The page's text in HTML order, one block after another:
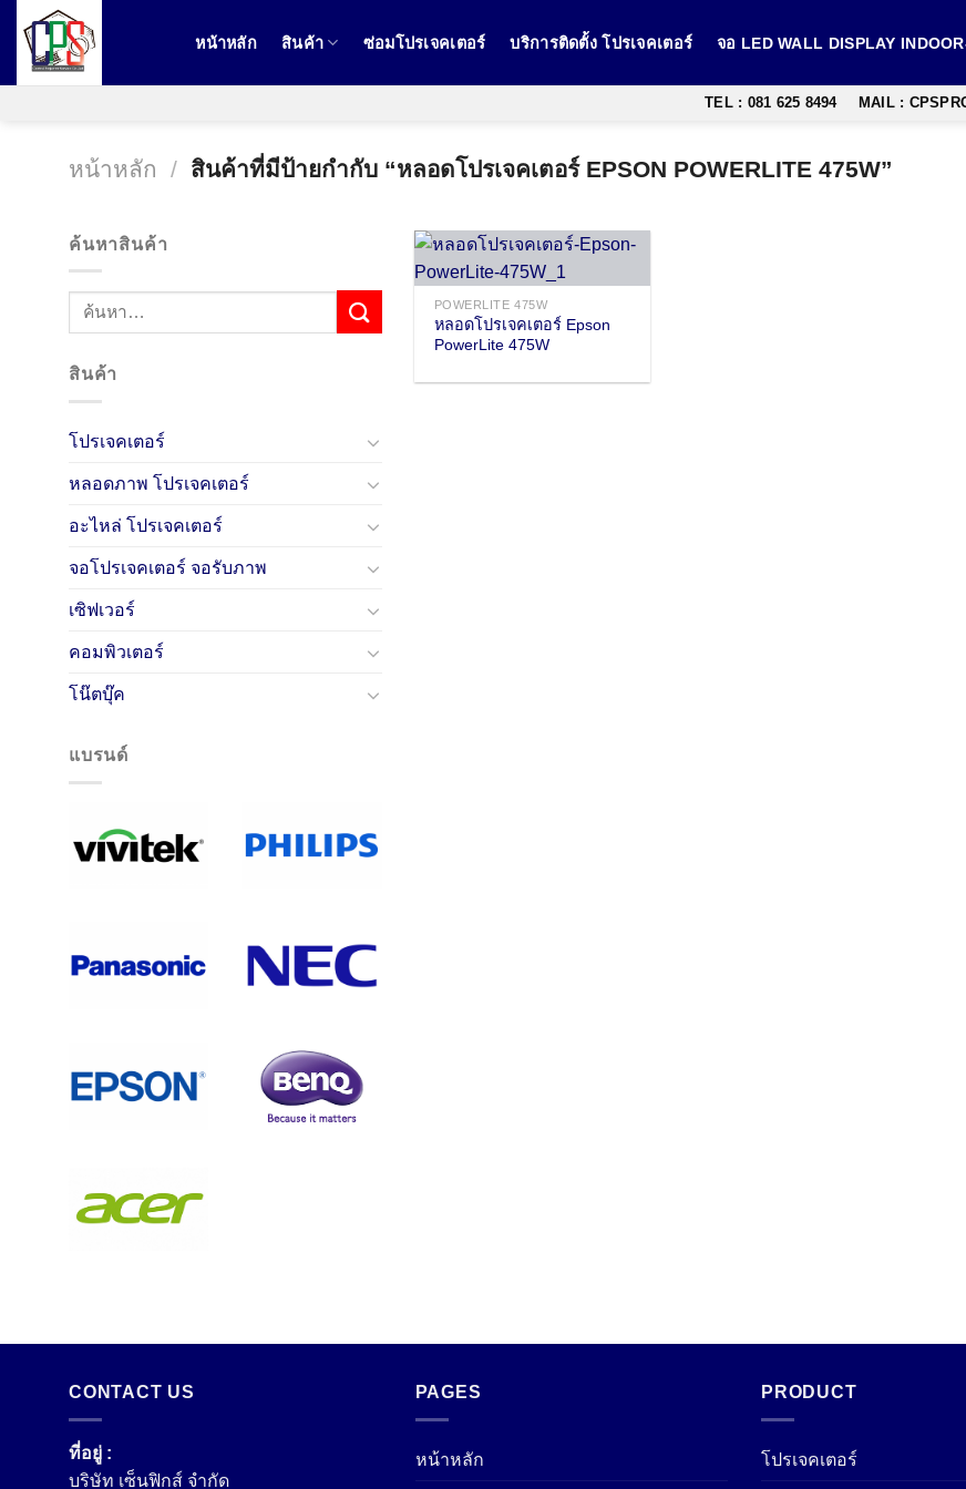
หน้าหลัก สินค้า ซ่อมโปรเจคเตอร์ บริการติดตั้ง โปรเจคเตอร์ จอ LED WALL DISPLAY
TEL : 081 625 8494 MAIL :
หน้าหลัก / สินค้าที่มีป้ายกำกับ “หลอดโปรเจคเตอร์ EPSON POWERLITE 475W”
ค้นหาสินค้า
สินค้า
โปรเจคเตอร์
หลอดภาพ โปรเจคเตอร์
อะไหล่ โปรเจคเตอร์
จอโปรเจคเตอร์ จอรับภาพ
เซิฟเวอร์
คอมพิวเตอร์
โน๊ตบุ๊ค
แบรนด์
POWERLITE 475W
หลอดโปรเจคเตอร์ Epson
PowerLite 475W
CONTACT US
ที่อยู่ :
บริษัท เซ็นฟิกส์ จํากัด
PAGES
หน้าหลัก
PRODUCT
โปรเจคเตอร์